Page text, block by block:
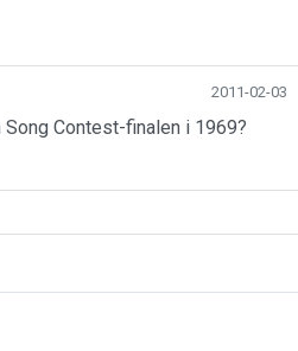
2011-02-03
Contest-finalen i 1969?